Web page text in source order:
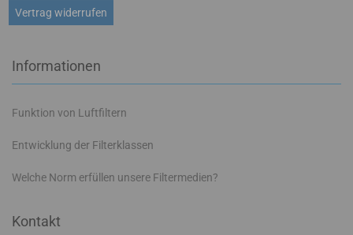
Vertrag widerrufen
Informationen
Funktion von Luftfiltern
Entwicklung der Filterklassen
Welche Norm erfüllen unsere Filtermedien?
Kontakt